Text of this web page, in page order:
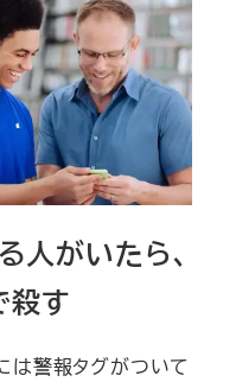
人がいたら、
殺す
は警報タグがついて